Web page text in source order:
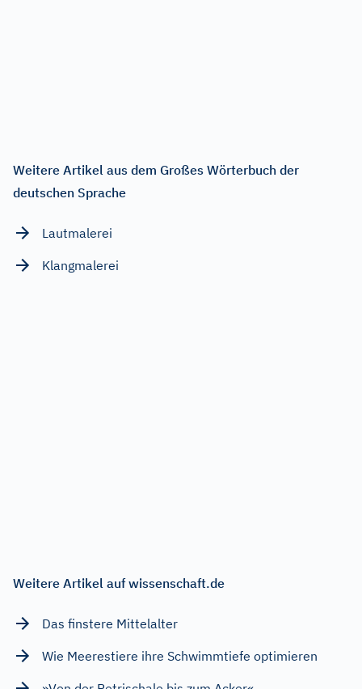
Weitere Artikel aus dem Großes Wörterbuch der
deutschen Sprache
Lautmalerei
Klangmalerei
Weitere Artikel auf wissenschaft.de
Das finstere Mittelalter
Wie Meerestiere ihre Schwimmtiefe optimieren